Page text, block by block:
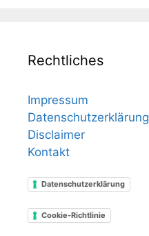
Rechtliches
Impressum
Datenschutzerklärung
Disclaimer
Kontakt
Datenschutzerklärung
Cookie-Richtlinie